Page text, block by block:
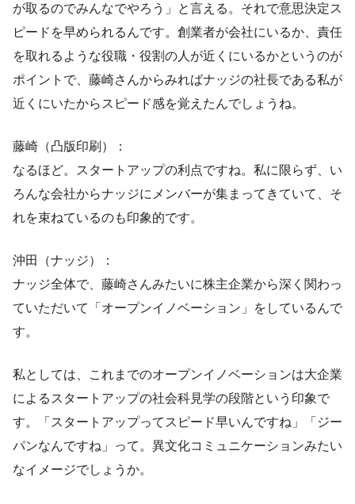
が取るのでみんなでやろう」と言える。それで意思決定ス
ピードを早められるんです。創業者が会社にいるか、責任
を取れるような役職・役割の人が近くにいるかというのが
ポイントで、藤崎さんからみればナッジの社長である私が
近くにいたからスピード感を覚えたんでしょうね。
藤崎（凸版印刷）：
なるほど。スタートアップの利点ですね。私に限らず、い
ろんな会社からナッジにメンバーが集まってきていて、そ
れを束ねているのも印象的です。
沖田（ナッジ）：
ナッジ全体で、藤崎さんみたいに株主企業から深く関わっ
ていただいて「オープンイノベーション」をしているんで
す。
私としては、これまでのオープンイノベーションは大企業
によるスタートアップの社会科見学の段階という印象で
す。「スタートアップってスピード早いんですね」「ジー
パンなんですね」って。異文化コミュニケーションみたい
なイメージでしょうか。